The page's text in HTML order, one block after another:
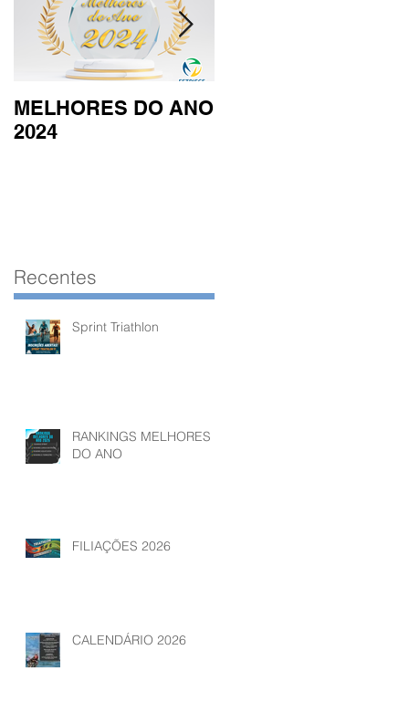
MELHORES DO ANO
2024
Recentes
Sprint Triathlon
RANKINGS MELHORES
DO ANO
FILIAÇÕES 2026
CALENDÁRIO 2026